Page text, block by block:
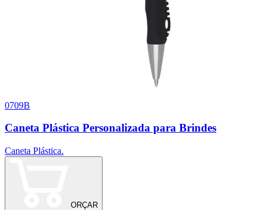
0709B
Caneta Plástica Personalizada para Brindes
Caneta Plástica.
ORÇAR